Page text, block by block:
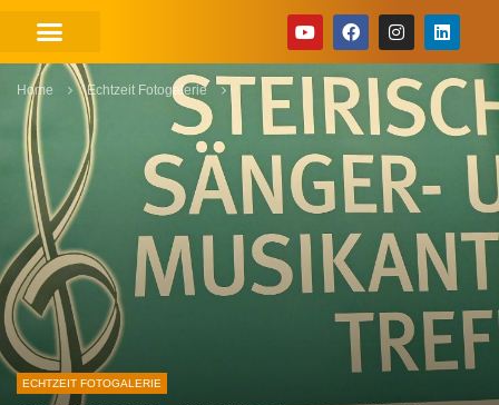
Home Echtzeit Fotogalerie
ECHTZEIT FOTOGALERIE